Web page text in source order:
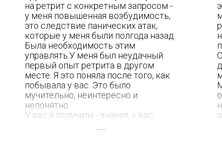
на ретрит с конкретным запросом -
у меня повышенная возбудимость,
это следствие панических атак,
которые у меня были полгода назад.
Была необходимость этим
управлять.У меня был неудачный
первый опыт ретрита в другом
месте. Я это поняла после того, как
побывала у вас. Это было
мучительно, неинтересно и
непонятно.
У вас я получила - знания, у вас